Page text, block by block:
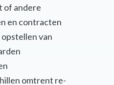
of andere
en contracten
van
omtrent re-